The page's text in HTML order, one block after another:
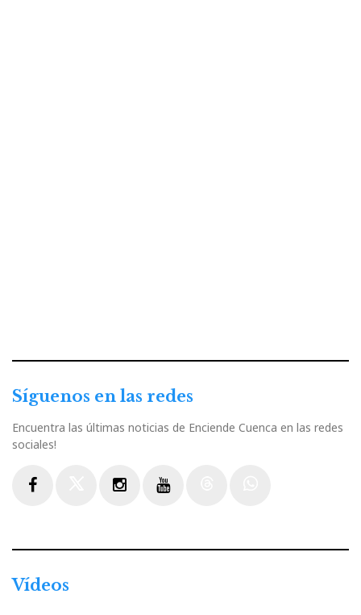
Síguenos en las redes
Encuentra las últimas noticias de Enciende Cuenca en las redes
sociales!
Vídeos